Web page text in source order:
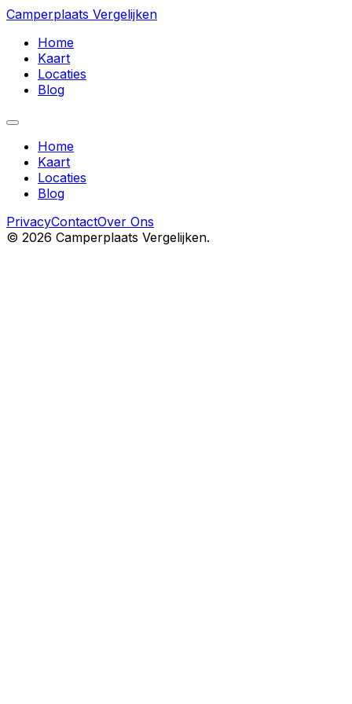
Camperplaats Vergelijken
Home
Kaart
Locaties
Blog
Home
Kaart
Locaties
Blog
PrivacyContactOver Ons
© 2026 Camperplaats Vergelijken.